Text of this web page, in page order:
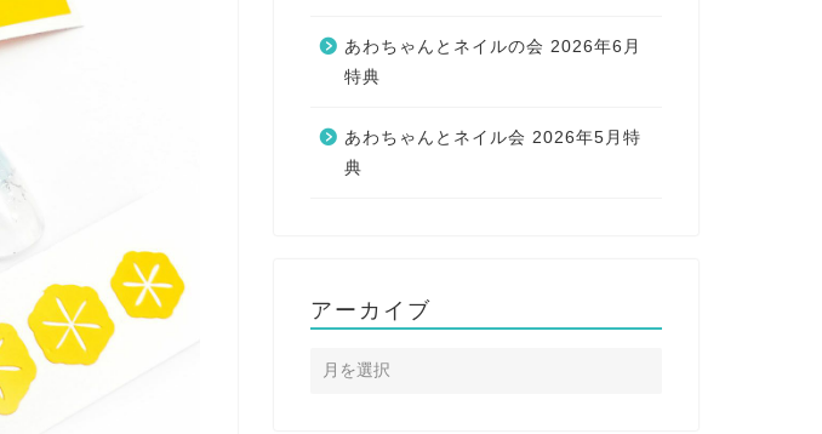
あわちゃんとネイルの会 2026年6月
特典
あわちゃんとネイル会 2026年5月特
典
アーカイブ